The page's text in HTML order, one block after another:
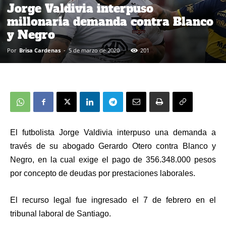
Jorge Valdivia interpuso
millonaria demanda contra Blanco
y Negro
Por Brisa Cardenas - 5 de marzo de 2020 201
El futbolista Jorge Valdivia interpuso una demanda a
través de su abogado Gerardo Otero contra Blanco y
Negro, en la cual exige el pago de 356.348.000 pesos
por concepto de deudas por prestaciones laborales.
El recurso legal fue ingresado el 7 de febrero en el
tribunal laboral de Santiago.